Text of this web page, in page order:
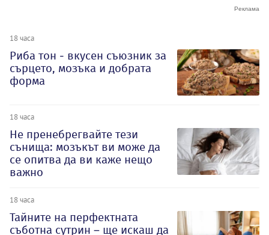
18 часа
Риба тон - вкусен съюзник за
сърцето, мозъка и добрата
форма
18 часа
Не пренебрегвайте тези
сънища: мозъкът ви може да
се опитва да ви каже нещо
важно
18 часа
Тайните на перфектната
съботна сутрин – ще искаш да